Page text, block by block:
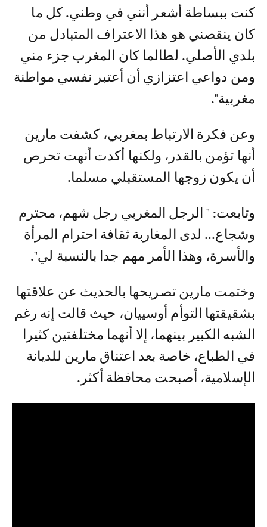
كنت ببساطة أشعر أنني في وطني. كل ما
كان ينقصني هو هذا الاعتراف المتبادل من
بلدي الأصلي. لطالما كان المغرب جزء مني
ومن دواعي اعتزازي أن أعتبر نفسي مواطنة
مغربية".
وعن فكرة الارتباط بمغربي، كشفت مارين
أنها تؤمن بالقدر، ولكنها أكدت أنهت تحرص
أن يكون زوجها المستقبلي مسلما.
وتابعت: " الرجل المغربي رجل شهم، محترم
وشجاع... لدى المغاربة ثقافة احترام المرأة
والأسرة، وهذا الأمر مهم جدا بالنسبة لي".
وختمت مارين تصريحها بالحديث عن علاقتها
بشقيقتها التوأم أوسييان، حيث قالت إنه رغم
الشبه الكبير بينهما، إلا أنهما مختلفتين كثيرا
في الطباع، خاصة بعد اعتناق مارين للديانة
الإسلامية، أصبحت محافظة أكثر.